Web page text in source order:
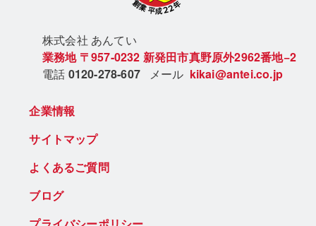
株式会社 あんてい
業務地 〒957-0232 新発田市真野原外2962番地−2
電話 0120-278-607 メール kikai@antei.co.jp
企業情報
サイトマップ
よくあるご質問
ブログ